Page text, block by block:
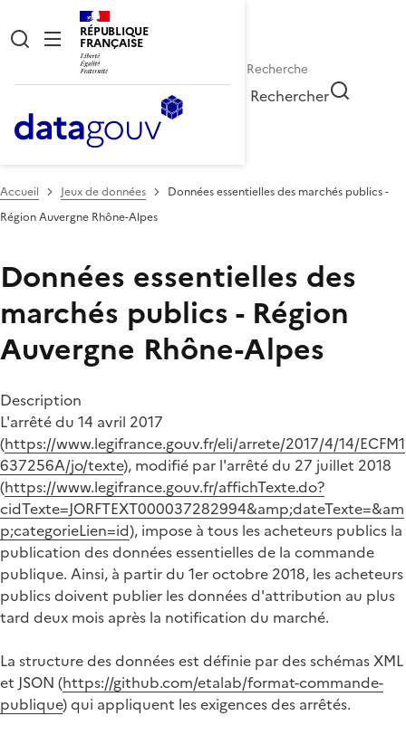
RÉPUBLIQUE
FRANÇAISE
Rechercher
Accueil Jeux de données
Données essentielles des marchés publics -
Région Auvergne Rhône-Alpes
Données essentielles des
marchés publics - Région
Auvergne Rhône-Alpes
Description
L'arrêté du 14 avril 2017
(https://www.legifrance.gouv.fr/eli/arrete/2017/4/14/ECFM1
637256A/jo/texte), modifié par l'arrêté du 27 juillet 2018
(https://www.legifrance.gouv.fr/affichTexte.do?
cidTexte=JORFTEXT000037282994&amp;dateTexte=&am
p;categorieLien=id), impose à tous les acheteurs publics la
publication des données essentielles de la commande
publique. Ainsi, à partir du 1er octobre 2018, les acheteurs
publics doivent publier les données d'attribution au plus
tard deux mois après la notification du marché.
La structure des données est définie par des schémas XML
et JSON (https://github.com/etalab/format-commande-
publique) qui appliquent les exigences des arrêtés.